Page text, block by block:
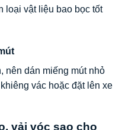
loại vật liệu bao bọc tốt
nên dán miếng mút nhỏ
vác hoặc đặt lên xe
vải vóc sao cho